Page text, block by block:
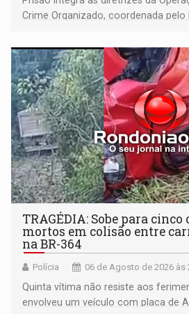
Crime Organizado, coordenada pelo
TRAGÉDIA: Sobe para
mortos em colisão entre
na BR-364
Polícia 06 de Agosto de 2026 às
Quinta vítima não resiste aos
envolveu um veículo com placa de